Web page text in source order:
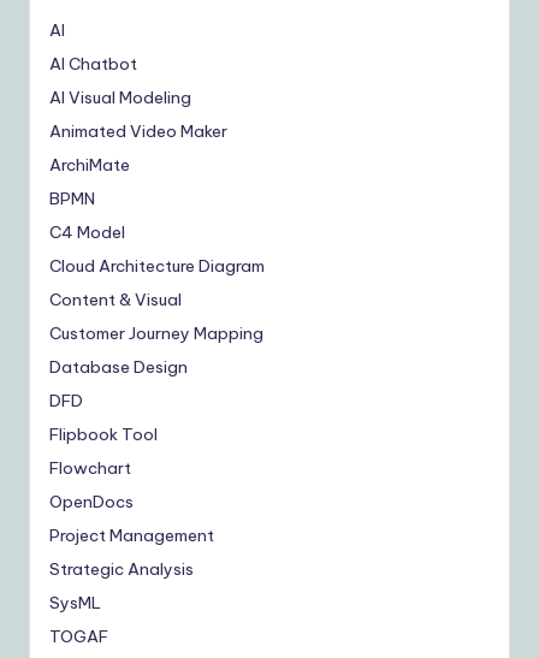
AI
AI Chatbot
AI Visual Modeling
Animated Video Maker
ArchiMate
BPMN
C4 Model
Cloud Architecture Diagram
Content & Visual
Customer Journey Mapping
Database Design
DFD
Flipbook Tool
Flowchart
OpenDocs
Project Management
Strategic Analysis
SysML
TOGAF